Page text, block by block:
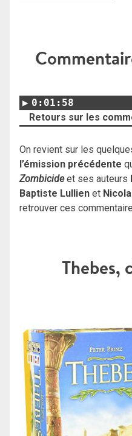
0:01:58
Retours sur les
On revient sur les
l’émission précédente
Zombicideet ses auteurs
Baptiste Lullien et
retrouver ces
Thebes,